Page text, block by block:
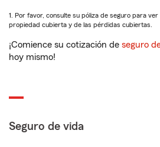
1. Por favor, consulte su póliza de seguro para
propiedad cubierta y de las pérdidas cubiertas.
¡Comience su cotización de seguro
hoy mismo!
Seguro de vida